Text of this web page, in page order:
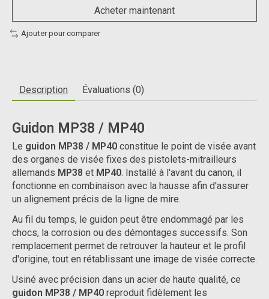
Acheter maintenant
Ajouter pour comparer
Description Évaluations (0)
Guidon MP38 / MP40
Le guidon MP38 / MP40 constitue le point de visée avant
des organes de visée fixes des pistolets-mitrailleurs
allemands MP38 et MP40. Installé à l'avant du canon, il
fonctionne en combinaison avec la hausse afin d'assurer
un alignement précis de la ligne de mire.
Au fil du temps, le guidon peut être endommagé par les
chocs, la corrosion ou des démontages successifs. Son
remplacement permet de retrouver la hauteur et le profil
d'origine, tout en rétablissant une image de visée correcte.
Usiné avec précision dans un acier de haute qualité, ce
guidon MP38 / MP40 reproduit fidèlement les